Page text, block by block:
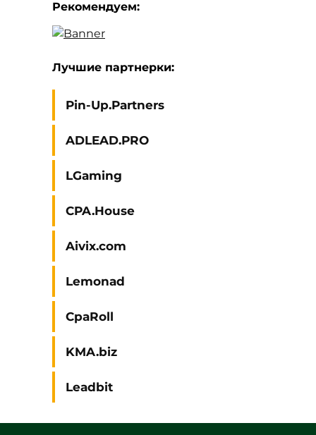
Рекомендуем:
Лучшие партнерки:
Pin-Up.Partners
ADLEAD.PRO
LGaming
CPA.House
Aivix.com
Lemonad
CpaRoll
KMA.biz
Leadbit